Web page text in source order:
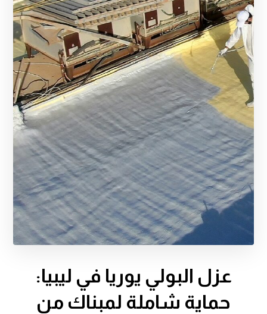
عزل البولي يوريا في ليبيا:
حماية شاملة لمبناك من